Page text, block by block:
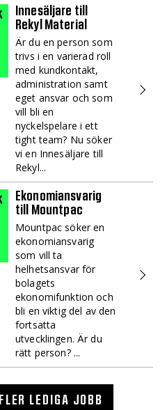
Innesäljare till
Rekyl Material
Är du en person som
trivs i en varierad roll
med kundkontakt,
administration samt
eget ansvar och som
vill bli en
nyckelspelare i ett
tight team? Nu söker
vi en Innesäljare till
Rekyl...
Ekonomiansvarig
till Mountpac
Mountpac söker en
ekonomiansvarig
som vill ta
helhetsansvar för
bolagets
ekonomifunktion och
bli en viktig del av den
fortsatta
utvecklingen. Är du
rätt person? ...
FLER LEDIGA JOBB